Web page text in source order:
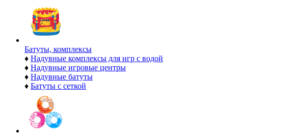
Батуты, комплексы
♦ Надувные комплексы для игр с водой
♦ Надувные игровые центры
♦ Надувные батуты
♦ Батуты с сеткой